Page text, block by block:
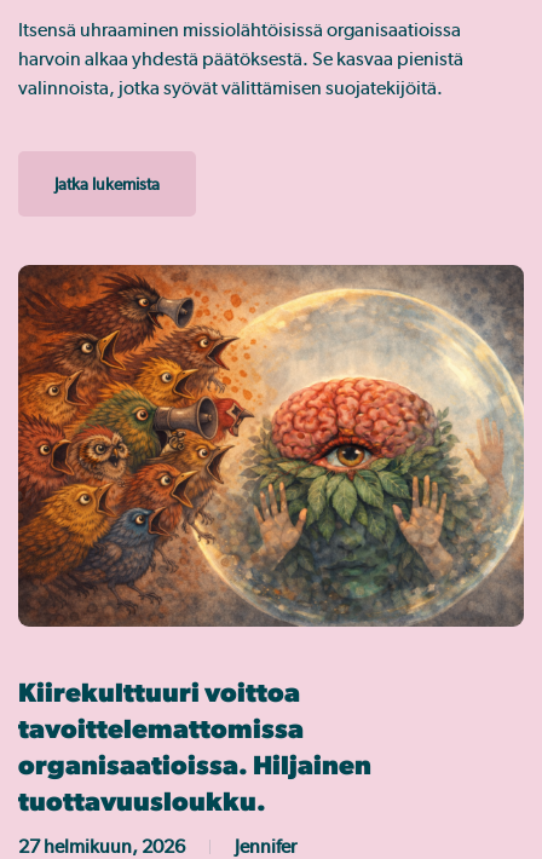
Itsensä uhraaminen missiolähtöisissä organisaatioissa
harvoin alkaa yhdestä päätöksestä. Se kasvaa pienistä
valinnoista, jotka syövät välittämisen suojatekijöitä.
Jatka lukemista
Kiirekulttuuri voittoa
tavoittelemattomissa
organisaatioissa. Hiljainen
tuottavuusloukku.
27 helmikuun, 2026
Jennifer